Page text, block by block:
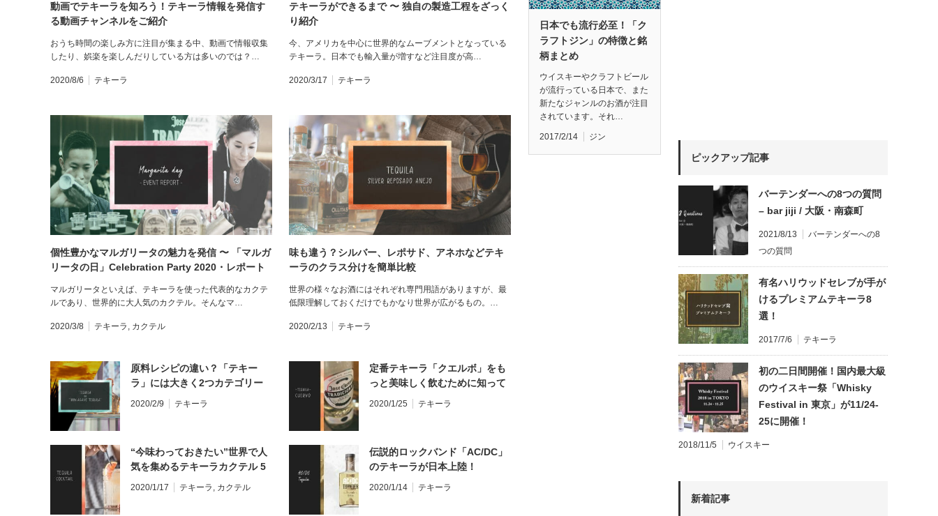
動画でテキーラを知ろう！テキーラ情報を発信す
る動画チャンネルをご紹介
おうち時間の楽しみ方に注目が集まる中、動画で情報収集
したり、娯楽を楽しんだりしている方は多いのでは？…
2020/8/6 テキーラ
テキーラができるまで 〜 独自の製造工程をざっく
り紹介
今、アメリカを中心に世界的なムーブメントとなっている
テキーラ。日本でも輸入量が増すなど注目度が高…
2020/3/17 テキーラ
個性豊かなマルガリータの魅力を発信 〜 「マルガ
リータの日」Celebration Party 2020・レポート
マルガリータといえば、テキーラを使った代表的なカクテ
ルであり、世界的に大人気のカクテル。そんなマ…
2020/3/8 テキーラ , カクテル
味も違う？シルバー、レポサド、アネホなどテキ
ーラのクラス分けを簡単比較
世界の様々なお酒にはそれぞれ専門用語がありますが、最
低限理解しておくだけでもかなり世界が広がるもの。…
2020/2/13 テキーラ
原料レシピの違い？「テキー
ラ」には大きく2つカテゴリー
があるって知ってた？
2020/2/9 テキーラ
定番テキーラ「クエルボ」をも
っと美味しく飲むために知って
おきたい4つのこと
2020/1/25 テキーラ
“今味わっておきたい”世界で人
気を集めるテキーラカクテル 5
2020/1/17 テキーラ , カクテル
伝説的ロックバンド「AC/DC」
のテキーラが日本上陸！
2020/1/14 テキーラ
日本でも流行必至！「ク
ラフトジン」の特徴と銘
柄まとめ
ウイスキーやクラフトビール
が流行っている日本で、また
新たなジャンルのお酒が注目
されています。それ…
2017/2/14 ジン
ピックアップ記事
バーテンダーへの8つの質問
– bar jiji / 大阪・南森町
2021/8/13
バーテンダーへの8
つの質問
有名ハリウッドセレブが手が
けるプレミアムテキーラ8
選！
2017/7/6 テキーラ
初の二日間開催！国内最大級
のウイスキー祭「Whisky
Festival in 東京」が11/24-
25に開催！
2018/11/5 ウイスキー
新着記事